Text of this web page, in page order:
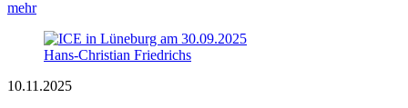
mehr
Hans-Christian Friedrichs
10.11.2025